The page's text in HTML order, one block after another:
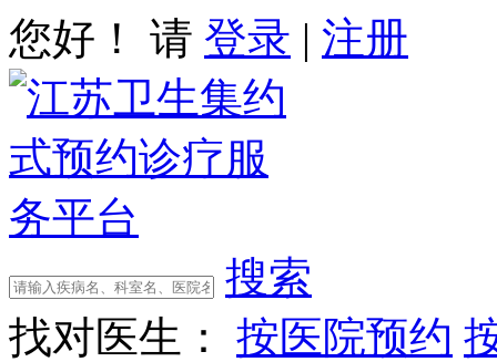
您好！ 请 登录 | 注册
搜索
找对医生：
按医院预约